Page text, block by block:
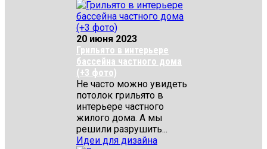
20 июня 2023
Грильято в интерьере
бассейна частного дома
(+3 фото)
Не часто можно увидеть
потолок грильято в
интерьере частного
жилого дома. А мы
решили разрушить...
Идеи для дизайна